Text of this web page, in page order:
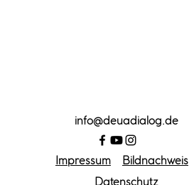
info@deuadialog.de
Impressum
Bildnachweis